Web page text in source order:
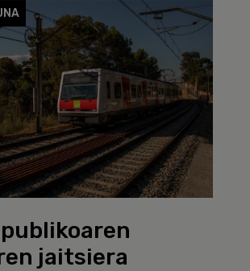
jaitsiera